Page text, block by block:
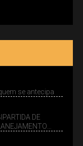
se antecipa
DE